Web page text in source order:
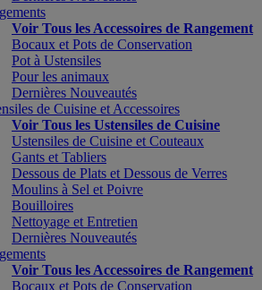
Voir Tous les Accessoires de Rangement
Bocaux et Pots de Conservation
Pot à Ustensiles
Pour les animaux
Dernières Nouveautés
de Cuisine et Accessoires
Voir Tous les Ustensiles de Cuisine
Ustensiles de Cuisine et Couteaux
Gants et Tabliers
Dessous de Plats et Dessous de Verres
Moulins à Sel et Poivre
Bouilloires
Nettoyage et Entretien
Dernières Nouveautés
Voir Tous les Accessoires de Rangement
Bocaux et Pots de Conservation